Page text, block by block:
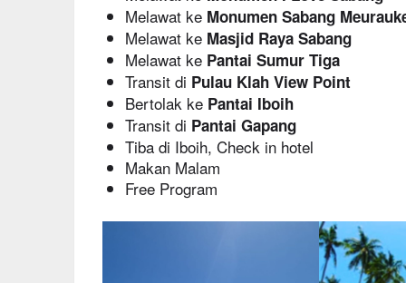
Melawat ke Monumen Sabang
Melawat ke Masjid Raya Sabang
Melawat ke Pantai Sumur Tiga
Transit di Pulau Klah View Point
Bertolak ke Pantai Iboih
Transit di Pantai Gapang
Tiba di Iboih, Check in hotel
Makan Malam
Free Program